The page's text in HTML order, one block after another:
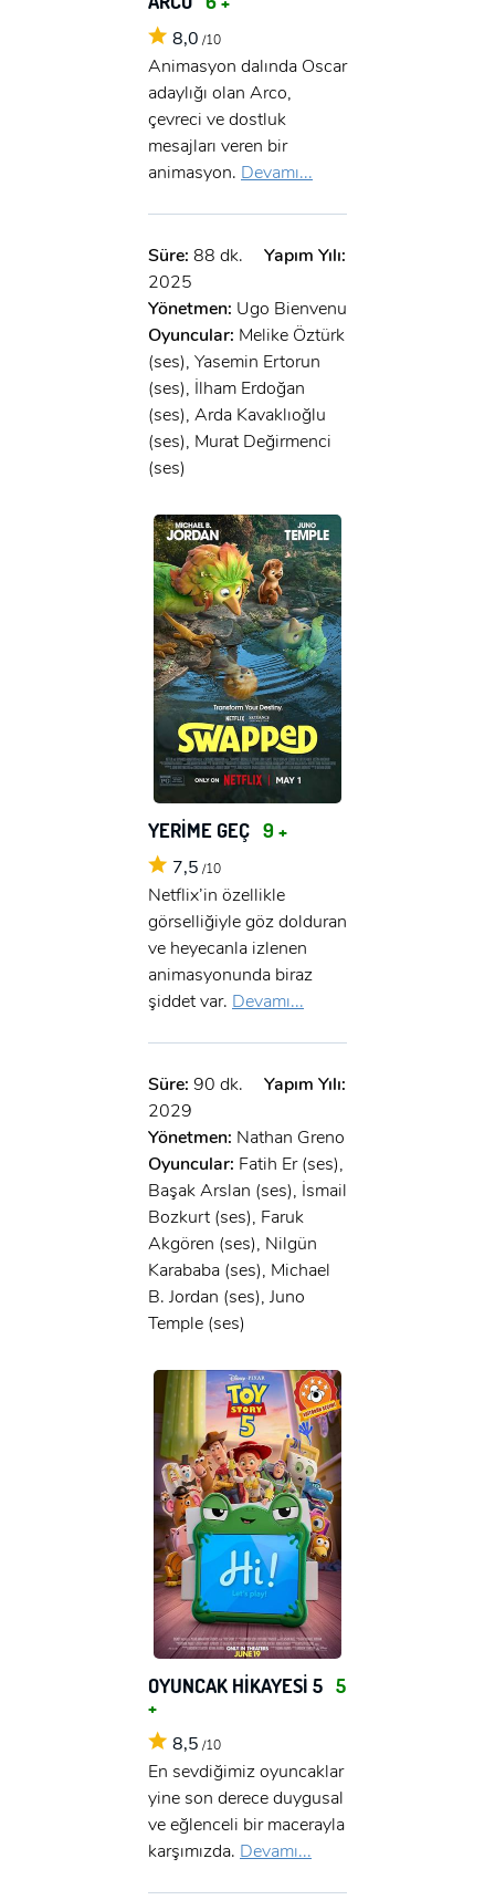
GIRIŞ YAP
E-Posta:
Şifre:
Beni Hatırla Şifremi Unuttum ?
ÜYE OL
Ad Soyad:
E-Posta:
Şifre:
GIRIŞ
8,0 /10
Animasyon dalında Oscar
adaylığı olan Arco,
çevreci ve dostluk
mesajları veren bir
animasyon. Devamı...
Süre: 88 dk.
Yapım Yılı:
2025
Yönetmen: Ugo Bienvenu
Oyuncular: Melike Öztürk
(ses), Yasemin Ertorun
(ses), İlham Erdoğan
(ses), Arda Kavaklıoğlu
(ses), Murat Değirmenci
(ses)
YERİME GEÇ 9 +
7,5 /10
Netflix’in özellikle
görselliğiyle göz dolduran
ve heyecanla izlenen
animasyonunda biraz
şiddet var. Devamı...
Süre: 90 dk.
Yapım Yılı:
2029
Yönetmen: Nathan Greno
Oyuncular: Fatih Er (ses),
Başak Arslan (ses), İsmail
Bozkurt (ses), Faruk
Akgören (ses), Nilgün
Karababa (ses), Michael
B. Jordan (ses), Juno
Temple (ses)
OYUNCAK HİKAYESİ 5 5
+
8,5 /10
En sevdiğimiz oyuncaklar
yine son derece duygusal
ve eğlenceli bir macerayla
karşımızda. Devamı...